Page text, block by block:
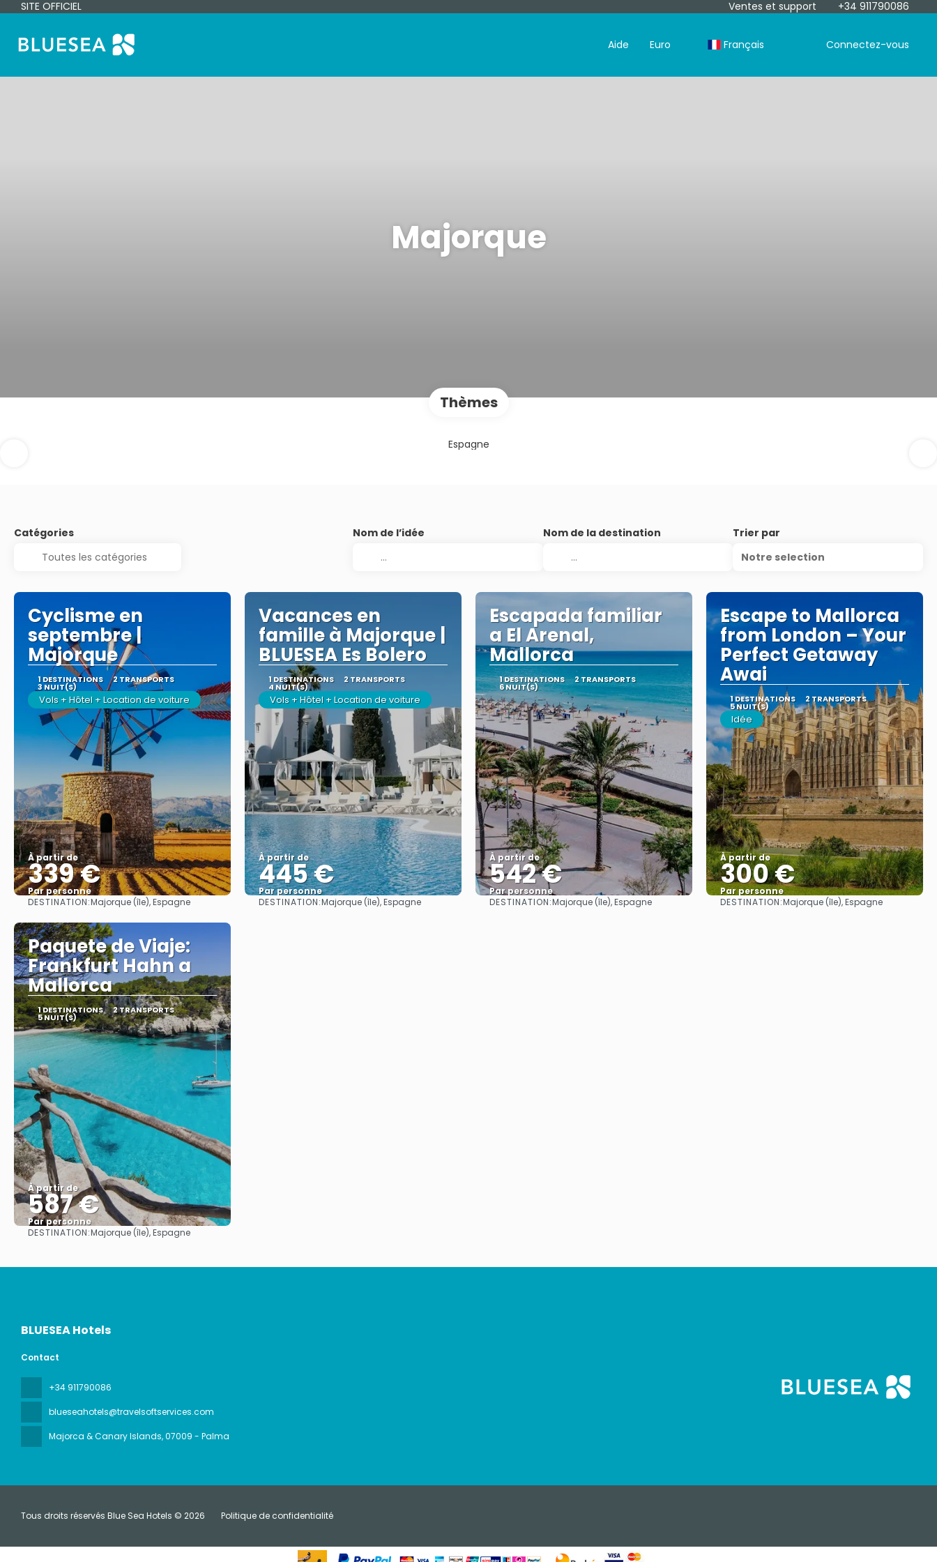
SITE OFFICIEL Ventes et support +34 911790086
Aide Euro Français Connectez-vous
Majorque
Thèmes
Espagne
Catégories Nom de l’idée Nom de la destination
Trier par
Notre selection
Cyclisme en
septembre |
Majorque
1 DESTINATIONS 2 TRANSPORTS
3 NUIT(S)
Vols + Hôtel + Location de voiture
À partir de
339 €
Par personne
Afficher
DESTINATION:Majorque (île), Espagne
Vacances en
famille à Majorque |
BLUESEA Es Bolero
1 DESTINATIONS 2 TRANSPORTS
4 NUIT(S)
Vols + Hôtel + Location de voiture
À partir de
445 €
Par personne
Afficher
DESTINATION:Majorque (île), Espagne
Escapada familiar
a El Arenal,
Mallorca
1 DESTINATIONS 2 TRANSPORTS
6 NUIT(S)
À partir de
542 €
Par personne
Afficher
DESTINATION:Majorque (île), Espagne
Escape to Mallorca
from London – Your
Perfect Getaway
Awai
1 DESTINATIONS 2 TRANSPORTS
5 NUIT(S)
Idée
À partir de
300 €
Par personne
Afficher
DESTINATION:Majorque (île), Espagne
Paquete de Viaje:
Frankfurt Hahn a
Mallorca
1 DESTINATIONS 2 TRANSPORTS
5 NUIT(S)
À partir de
587 €
Par personne
Afficher
DESTINATION:Majorque (île), Espagne
BLUESEA Hotels
Contact
+34 911790086
blueseahotels@travelsoftservices.com
Majorca & Canary Islands, 07009 - Palma
Tous droits réservés Blue Sea Hotels © 2026 Politique de confidentialité